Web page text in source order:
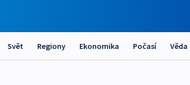
Svět Regiony Ekonomika Počasí Věda